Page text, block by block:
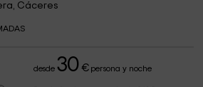
Cáceres
desde30 €persona y noche